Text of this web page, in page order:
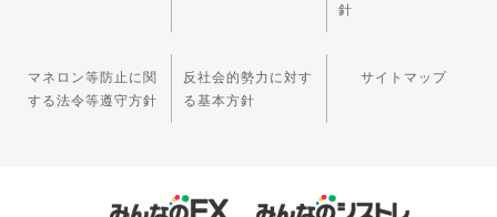
針
マネロン等防止に関
する法令等遵守方針
反社会的勢力に対す
る基本方針
サイトマップ